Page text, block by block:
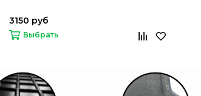
3150 руб
Выбрать